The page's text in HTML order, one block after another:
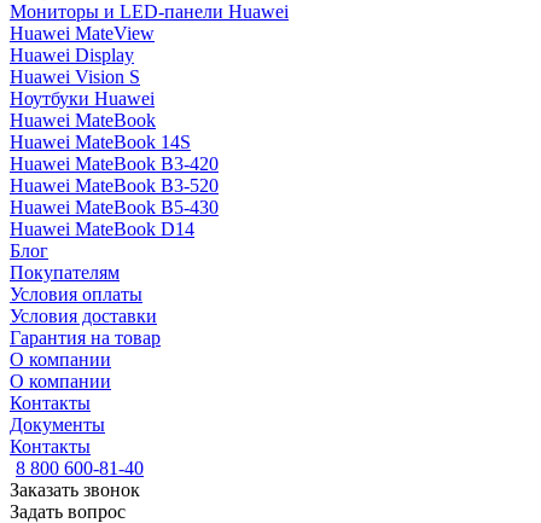
Мониторы и LED-панели Huawei
Huawei MateView
Huawei Display
Huawei Vision S
Ноутбуки Huawei
Huawei MateBook
Huawei MateBook 14S
Huawei MateBook B3-420
Huawei MateBook B3-520
Huawei MateBook B5-430
Huawei MateBook D14
Блог
Покупателям
Условия оплаты
Условия доставки
Гарантия на товар
О компании
О компании
Контакты
Документы
Контакты
8 800 600-81-40
Заказать звонок
Задать вопрос